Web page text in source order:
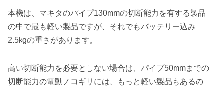
本機は、マキタのパイプ130mmの切断能力を有する製品
の中で最も軽い製品ですが、それでもバッテリー込み
2.5kgの重さがあります。
高い切断能力を必要としない場合は、パイプ50mmまでの
切断能力の電動ノコギリには、もっと軽い製品もあるの